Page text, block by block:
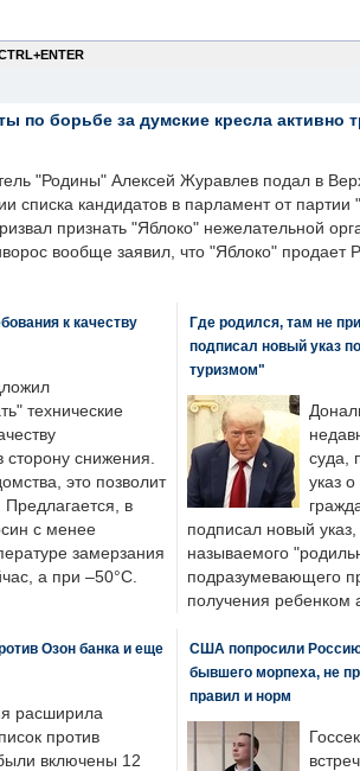
по борьбе за думские кресла активно
"Родины" Алексей Журавлев подал в
списка кандидатов в парламент от
признать "Яблоко" нежелательной
вообще заявил, что "Яблоко" продает
к качеству
технические
сторону снижения.
это позволит
Предлагается, в
с менее
замерзания
а при –50°C.
Где родился, там не
подписал новый указ
туризмом"
суда,
указ
подписал новый
называемого
подразумевающего
получения ребенком
Озон банка и еще
расширила
против
включены 12
США попросили Россию
бывшего морпеха, не
правил и норм